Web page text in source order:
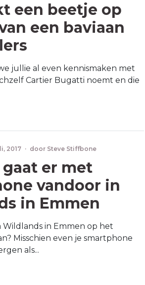
een beetje op
een baviaan
jullie al even kennismaken met
Cartier Bugatti noemt en die
2017 · door Steve Stiffbone
gaat er met
vandoor in
in Emmen
Wildlands in Emmen op het
Misschien even je smartphone
als...